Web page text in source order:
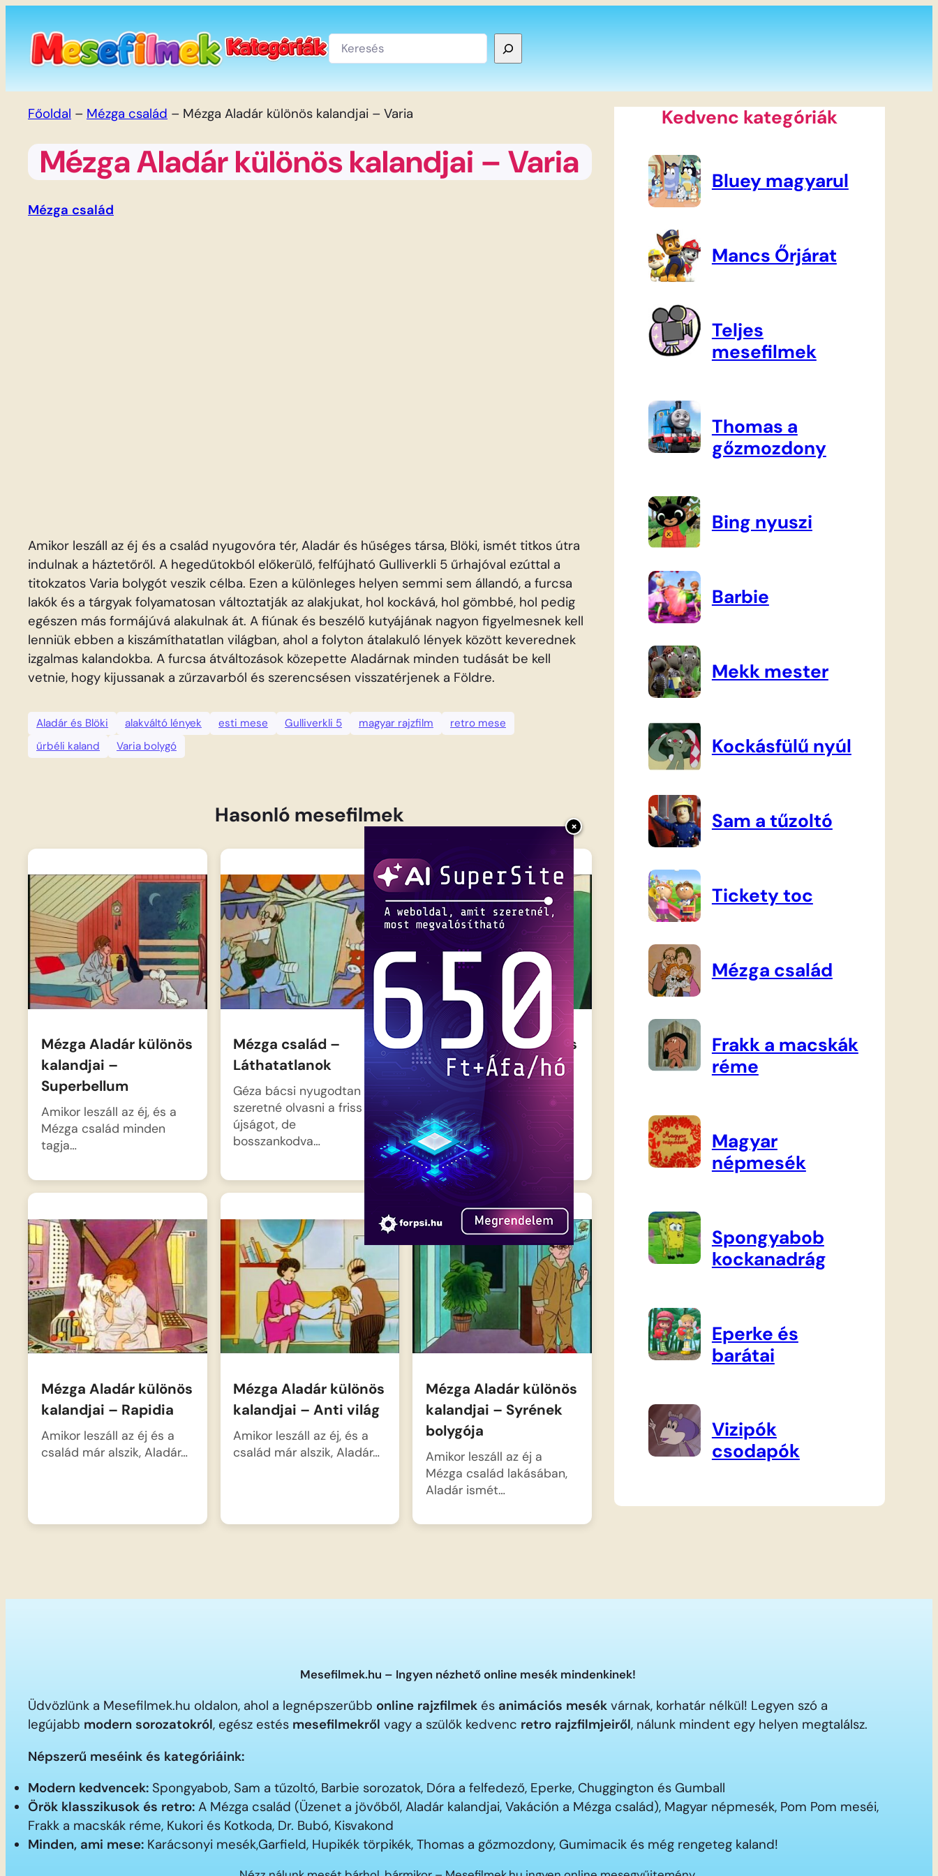
×
tartalomhoz
Keresés
Főoldal – Mézga család – Mézga Aladár különös kalandjai – Varia
Mézga Aladár különös kalandjai – Varia
Mézga család
Amikor leszáll az éj és a család nyugovóra tér, Aladár és hűséges társa, Blöki, ismét titkos útra
indulnak a háztetőről. A hegedűtokból előkerülő, felfújható Gulliverkli 5 űrhajóval ezúttal a
titokzatos Varia bolygót veszik célba. Ezen a különleges helyen semmi sem állandó, a furcsa
lakók és a tárgyak folyamatosan változtatják az alakjukat, hol kockává, hol gömbbé, hol pedig
egészen más formájúvá alakulnak át. A fiúnak és beszélő kutyájának nagyon figyelmesnek kell
lenniük ebben a kiszámíthatatlan világban, ahol a folyton átalakuló lények között keverednek
izgalmas kalandokba. A furcsa átváltozások közepette Aladárnak minden tudását be kell
vetnie, hogy kijussanak a zűrzavarból és szerencsésen visszatérjenek a Földre.
Aladár és Blöki alakváltó lények esti mese Gulliverkli 5 magyar rajzfilm
retro mese
űrbéli kaland
Varia bolygó
Hasonló mesefilmek
Mézga Aladár különös
kalandjai –
Superbellum
Amikor leszáll az éj, és a
Mézga család minden
tagja…
Mézga család –
Láthatatlanok
Géza bácsi nyugodtan
szeretné olvasni a friss
újságot, de
bosszankodva…
Mézga Aladár különös
kalandjai – Második
dimenzió
Amikor a család már
mélyen alszik, Aladár és
hűséges társa,…
Mézga Aladár különös
kalandjai – Rapidia
Amikor leszáll az éj és a
család már alszik, Aladár…
Mézga Aladár különös
kalandjai – Anti világ
Amikor leszáll az éj, és a
család már alszik, Aladár…
Mézga Aladár különös
kalandjai – Syrének
bolygója
Amikor leszáll az éj a
Mézga család lakásában,
Aladár ismét…
Kedvenc kategóriák
Bluey magyarul
Mancs Őrjárat
Teljes
mesefilmek
Thomas a
gőzmozdony
Bing nyuszi
Barbie
Mekk mester
Kockásfülű nyúl
Sam a tűzoltó
Tickety toc
Mézga család
Frakk a macskák
réme
Magyar
népmesék
Spongyabob
kockanadrág
Eperke és
barátai
Vizipók
csodapók
Mesefilmek.hu – Ingyen nézhető online mesék mindenkinek!
Üdvözlünk a Mesefilmek.hu oldalon, ahol a legnépszerűbb online rajzfilmek és animációs mesék várnak, korhatár nélkül! Legyen szó a
legújabb modern sorozatokról, egész estés mesefilmekről vagy a szülők kedvenc retro rajzfilmjeiről, nálunk mindent egy helyen megtalálsz.
Népszerű meséink és kategóriáink:
Modern kedvencek: Spongyabob, Sam a tűzoltó, Barbie sorozatok, Dóra a felfedező, Eperke, Chuggington és Gumball
Örök klasszikusok és retro: A Mézga család (Üzenet a jövőből, Aladár kalandjai, Vakáción a Mézga család), Magyar népmesék, Pom Pom meséi,
Frakk a macskák réme, Kukori és Kotkoda, Dr. Bubó, Kisvakond
Minden, ami mese: Karácsonyi mesék,Garfield, Hupikék törpikék, Thomas a gőzmozdony, Gumimacik és még rengeteg kaland!